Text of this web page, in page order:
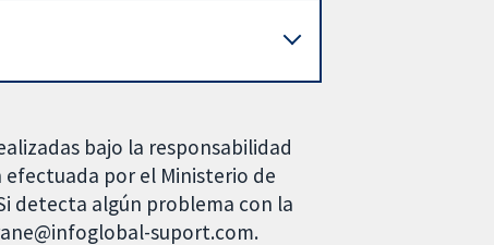
bajo la responsabilidad
efectuada por el Ministerio de
detecta algún problema con la
suport.com.